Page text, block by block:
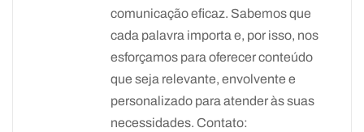
comunicação eficaz. Sabemos que
cada palavra importa e, por isso, nos
esforçamos para oferecer conteúdo
que seja relevante, envolvente e
personalizado para atender às suas
necessidades. Contato: